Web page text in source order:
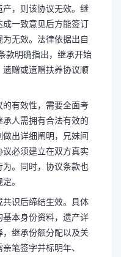
，则该协议无效。继
一致意见后方能签订
无效。法律依据出自
款明确指出，继承开始
赠或遗赠扶养协议顺
有效性，需要全面考
人需拥有合法有效的
出详细阐明，兄妹间
必须建立在双方真实
。同时，协议条款也
。
识后缔结生效。具体
本身份资料，遗产详
继承份额分配以及关
笔签字并标明年、